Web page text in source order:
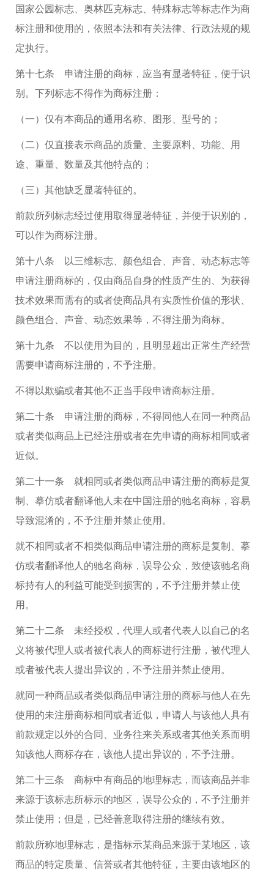
国家公园标志、奥林匹克标志、特殊标志等标志作为商
标注册和使用的，依照本法和有关法律、行政法规的规
定执行。
第十七条 申请注册的商标，应当有显著特征，便于识
别。下列标志不得作为商标注册：
（一）仅有本商品的通用名称、图形、型号的；
（二）仅直接表示商品的质量、主要原料、功能、用
途、重量、数量及其他特点的；
（三）其他缺乏显著特征的。
前款所列标志经过使用取得显著特征，并便于识别的，
可以作为商标注册。
第十八条 以三维标志、颜色组合、声音、动态标志等
申请注册商标的，仅由商品自身的性质产生的、为获得
技术效果而需有的或者使商品具有实质性价值的形状、
颜色组合、声音、动态效果等，不得注册为商标。
第十九条 不以使用为目的，且明显超出正常生产经营
需要申请商标注册的，不予注册。
不得以欺骗或者其他不正当手段申请商标注册。
第二十条 申请注册的商标，不得同他人在同一种商品
或者类似商品上已经注册或者在先申请的商标相同或者
近似。
第二十一条 就相同或者类似商品申请注册的商标是复
制、摹仿或者翻译他人未在中国注册的驰名商标，容易
导致混淆的，不予注册并禁止使用。
就不相同或者不相类似商品申请注册的商标是复制、摹
仿或者翻译他人的驰名商标，误导公众，致使该驰名商
标持有人的利益可能受到损害的，不予注册并禁止使
用。
第二十二条 未经授权，代理人或者代表人以自己的名
义将被代理人或者被代表人的商标进行注册，被代理人
或者被代表人提出异议的，不予注册并禁止使用。
就同一种商品或者类似商品申请注册的商标与他人在先
使用的未注册商标相同或者近似，申请人与该他人具有
前款规定以外的合同、业务往来关系或者其他关系而明
知该他人商标存在，该他人提出异议的，不予注册。
第二十三条 商标中有商品的地理标志，而该商品并非
来源于该标志所标示的地区，误导公众的，不予注册并
禁止使用；但是，已经善意取得注册的继续有效。
前款所称地理标志，是指标示某商品来源于某地区，该
商品的特定质量、信誉或者其他特征，主要由该地区的